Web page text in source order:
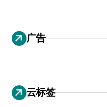
广告
云标签